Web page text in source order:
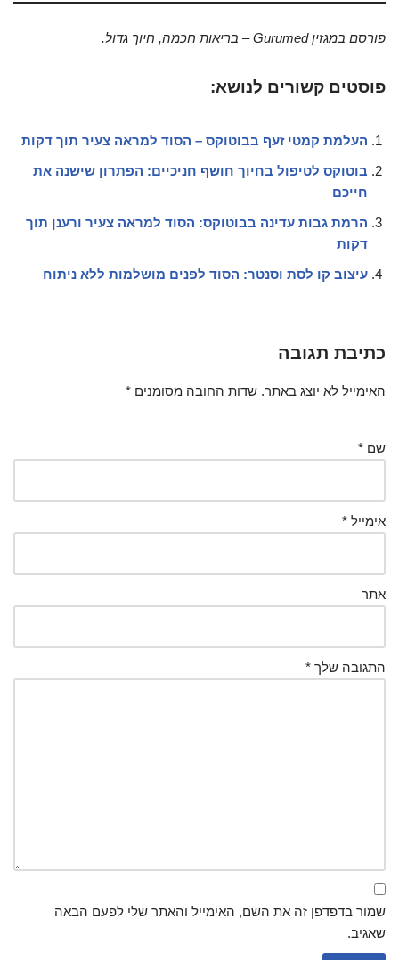
פורסם במגזין Gurumed – בריאות חכמה, חיוך גדול.
פוסטים קשורים לנושא:
העלמת קמטי זעף בבוטוקס – הסוד למראה צעיר תוך דקות
בוטוקס לטיפול בחיוך חושף חניכיים: הפתרון שישנה את
חייכם
הרמת גבות עדינה בבוטוקס: הסוד למראה צעיר ורענן תוך
דקות
עיצוב קו לסת וסנטר: הסוד לפנים מושלמות ללא ניתוח
כתיבת תגובה
האימייל לא יוצג באתר. שדות החובה מסומנים *
שם *
אימייל *
אתר
התגובה שלך *
שמור בדפדפן זה את השם, האימייל והאתר שלי לפעם הבאה
שאגיב.